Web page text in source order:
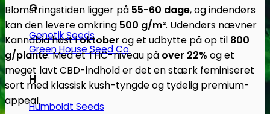
G
Genetik Seeds
Green House Seed Co.
H
Humboldt Seeds
Blomstringstiden ligger på 55-60 dage, og indendørs
kan den levere omkring 500 g/m². Udendørs nævner
Kannabia høst ioktober og et udbytte på op til 800
g/plante. Med et THC-niveau på over 22% og et
meget lavt CBD-indhold er det en stærk feminiseret
sort med klassisk kush-tyngde og tydelig premium-
appeal.